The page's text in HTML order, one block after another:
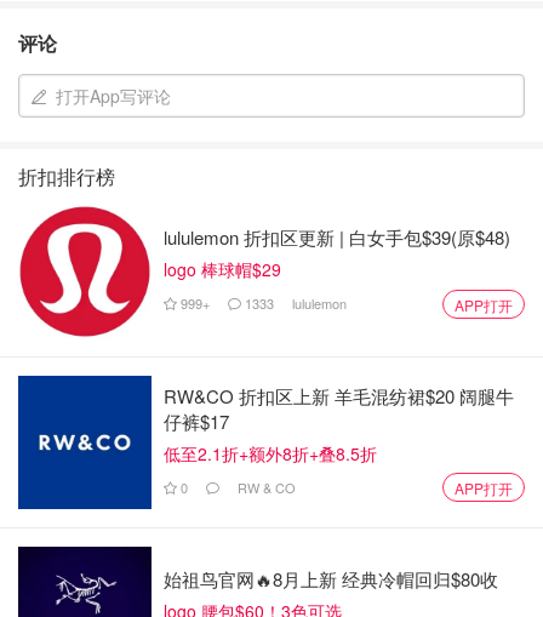
评论
打开App写评论
折扣排行榜
lululemon 折扣区更新 | 白女手包$39(原$48)
logo 棒球帽$29
999+ 1333 lululemon APP打开
RW&CO 折扣区上新 羊毛混纺裙$20 阔腿牛
仔裤$17
低至2.1折+额外8折+叠8.5折
0 RW & CO APP打开
始祖鸟官网🔥8月上新 经典冷帽回归$80收
logo 腰包$60！3色可选